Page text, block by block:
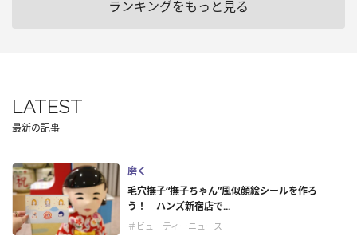
ランキングをもっと見る
LATEST
最新の記事
磨く
毛穴撫子“撫子ちゃん”風似顔絵シールを作ろ
う！ ハンズ新宿店で...
＃ビューティーニュース